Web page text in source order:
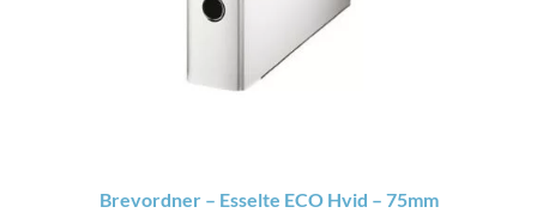
Brevordner – Esselte ECO Hvid – 75mm